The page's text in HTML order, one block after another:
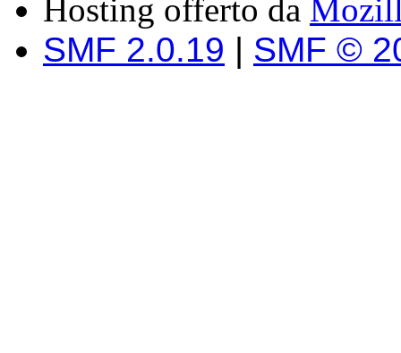
Hosting offerto da
SMF 2.0.19 | SMF ©